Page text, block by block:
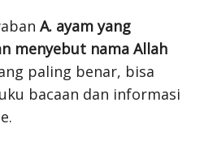
A. ayam yang
menyebut nama Allah
paling benar, bisa
bacaan dan informasi